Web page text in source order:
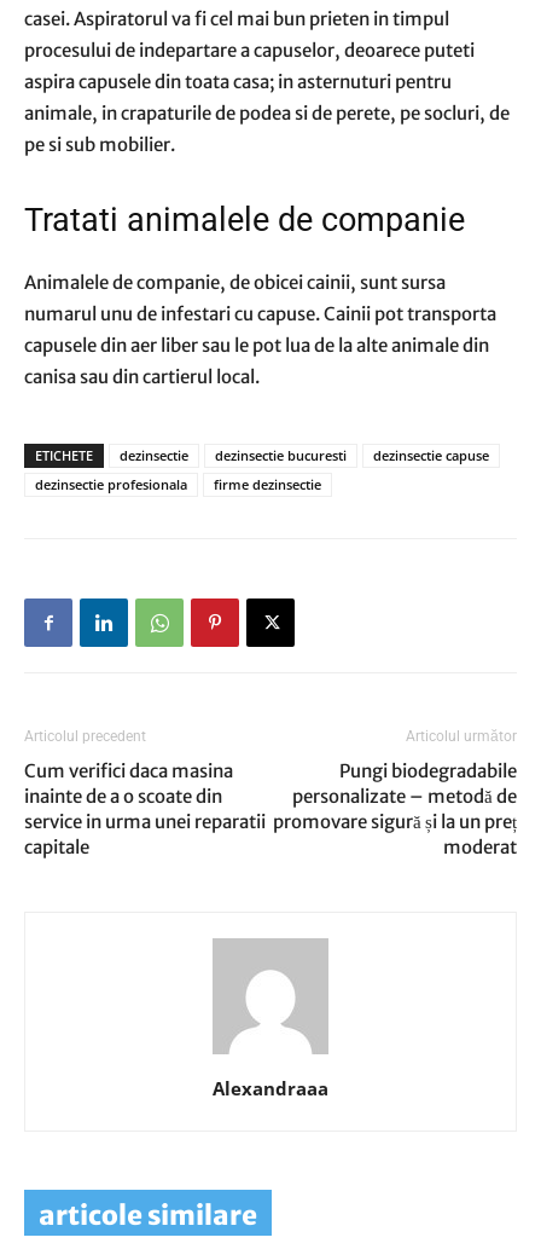
casei. Aspiratorul va fi cel mai bun prieten in timpul
procesului de indepartare a capuselor, deoarece puteti
aspira capusele din toata casa; in asternuturi pentru
animale, in crapaturile de podea si de perete, pe socluri, de
pe si sub mobilier.
Tratati animalele de companie
Animalele de companie, de obicei cainii, sunt sursa
numarul unu de infestari cu capuse. Cainii pot transporta
capusele din aer liber sau le pot lua de la alte animale din
canisa sau din cartierul local.
ETICHETE dezinsectie dezinsectie bucuresti
dezinsectie capuse
dezinsectie profesionala
firme dezinsectie
Articolul precedent
Cum verifici daca masina
inainte de a o scoate din
service in urma unei reparatii
capitale
Articolul următor
Pungi biodegradabile
personalizate – metodă de
promovare sigură și la un preț
moderat
Alexandraaa
articole similare